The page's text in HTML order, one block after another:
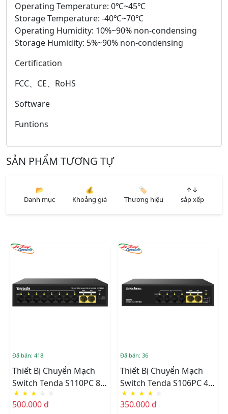
Operating Temperature: 0℃~45℃
Storage Temperature: -40℃~70℃
Operating Humidity: 10%~90% non-condensing
Storage Humidity: 5%~90% non-condensing
Certification
FCC、CE、RoHS
Software
Funtions
SẢN PHẨM TƯƠNG TỰ
📂
Danh mục
💰
Khoảng giá
🏷️
Thương hiệu
↑↓
sắp xếp
Đã bán: 418
Thiết Bị Chuyển Mạch
Switch Tenda S110PC 8
Cổng PoE Công Suất
70W, 2 Cổng Uplink
★ ★ ★ ☆ ☆
500.000 đ
Đã bán: 36
Thiết Bị Chuyển Mạch
Switch Tenda S106PC 4
Cổng PoE Công Suất
45W, 2 Cổng Uplink
★ ★ ★ ★ ☆
350.000 đ